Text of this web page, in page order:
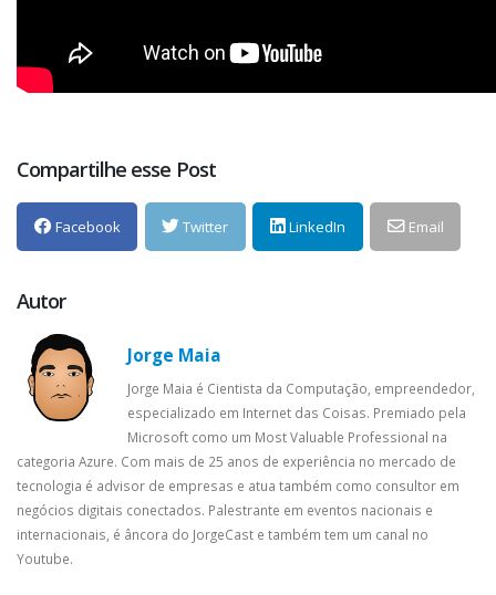
Compartilhe esse Post
Facebook Twitter LinkedIn Email
Autor
Jorge Maia
Jorge Maia é Cientista da Computação, empreendedor,
especializado em Internet das Coisas. Premiado pela
Microsoft como um Most Valuable Professional na
categoria Azure. Com mais de 25 anos de experiência no mercado de
tecnologia é advisor de empresas e atua também como consultor em
negócios digitais conectados. Palestrante em eventos nacionais e
internacionais, é âncora do JorgeCast e também tem um canal no
Youtube.